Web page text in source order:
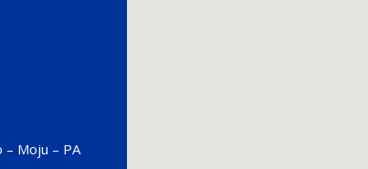
– Moju – PA